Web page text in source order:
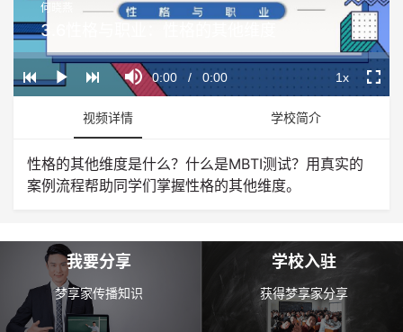
Play
Mute
Current
0:00 / Duration
0:00
Loaded:
0%
Progress:
0%
Playback
Rate
1x
何晓燕
3.6性格与职业：性格的其他维度
视频详情 学校简介
性格的其他维度是什么？什么是MBTI测试？用真实的
案例流程帮助同学们掌握性格的其他维度。
我要分享
梦享家传播知识
学校入驻
获得梦享家分享